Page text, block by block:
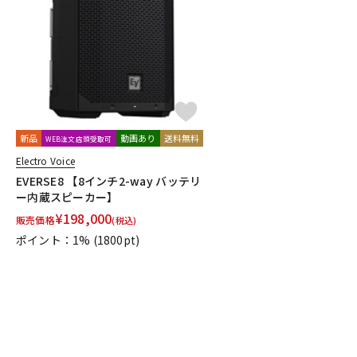
DJ機器
中古
新品 WEB注文店頭受取可 動画あり 送料無料
Electro Voice
EVERSE8 【8インチ2-way バッテリ
ー内蔵スピーカー】
販売価格¥198,000(税込)
ポイント：1% (1800pt)